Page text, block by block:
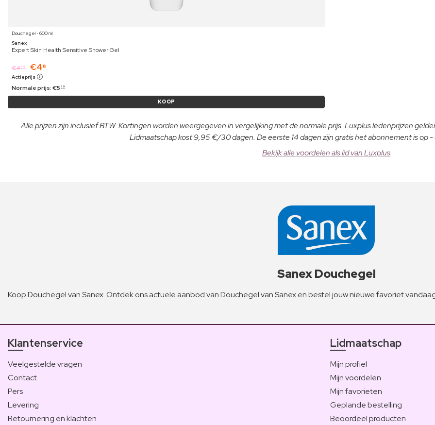
Douchegel ⋅ 600 ml
Sanex
Expert Skin Health Sensitive Shower Gel
€429 €4 16
Actieprijs
Normale prijs:€5 39
KOOP
Alle prijzen zijn inclusief BTW. Kortingen worden weergegeven in vergelijking met de normale prijs. Luxplus ledenprijzen
Lidmaatschap kost 9,95 €/30 dagen. De eerste 14 dagen zijn gratis het abonnement is op
Bekijk alle voordelen als lid van Luxplus
Sanex Douchegel
Koop Douchegel van Sanex. Ontdek ons actuele aanbod van Douchegel van Sanex en bestel jouw nieuwe favoriet
Klantenservice
Veelgestelde vragen
Contact
Pers
Levering
Retournering en klachten
Lidmaatschap
Mijn profiel
Mijn voordelen
Mijn favorieten
Geplande bestelling
Beoordeel producten